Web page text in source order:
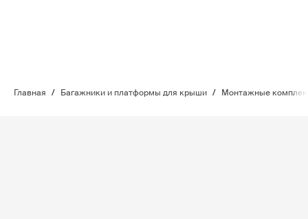
Главная / Багажники и платформы для крыши / Монтажные